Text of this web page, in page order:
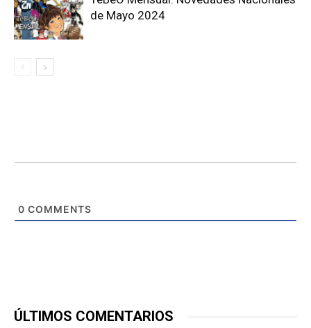
de Mayo 2024
0 COMMENTS
ÚLTIMOS COMENTARIOS